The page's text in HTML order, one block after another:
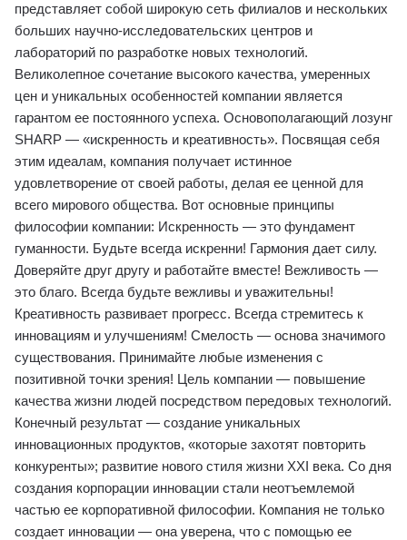
представляет собой широкую сеть филиалов и нескольких
больших научно-исследовательских центров и
лабораторий по разработке новых технологий.
Великолепное сочетание высокого качества, умеренных
цен и уникальных особенностей компании является
гарантом ее постоянного успеха. Основополагающий лозунг
SHARP ― «искренность и креативность». Посвящая себя
этим идеалам, компания получает истинное
удовлетворение от своей работы, делая ее ценной для
всего мирового общества. Вот основные принципы
философии компании: Искренность ― это фундамент
гуманности. Будьте всегда искренни! Гармония дает силу.
Доверяйте друг другу и работайте вместе! Вежливость ―
это благо. Всегда будьте вежливы и уважительны!
Креативность развивает прогресс. Всегда стремитесь к
инновациям и улучшениям! Смелость ― основа значимого
существования. Принимайте любые изменения с
позитивной точки зрения! Цель компании ― повышение
качества жизни людей посредством передовых технологий.
Конечный результат ― создание уникальных
инновационных продуктов, «которые захотят повторить
конкуренты»; развитие нового стиля жизни XXI века. Со дня
создания корпорации инновации стали неотъемлемой
частью ее корпоративной философии. Компания не только
создает инновации ― она уверена, что с помощью ее